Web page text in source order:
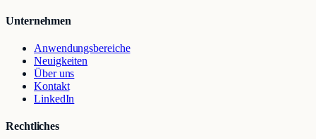
Unternehmen
Anwendungsbereiche
Neuigkeiten
Über uns
Kontakt
LinkedIn
Rechtliches